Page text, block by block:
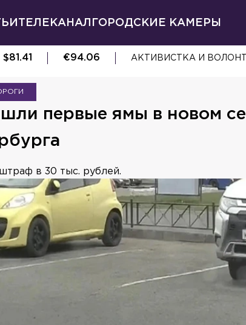
ТЕЛЕКАНАЛ ГОРОДСКИЕ КАМЕРЫ
$81.41 €94.06 АКТИВИСТКА И
первые ямы в новом
в 30 тыс. рублей.